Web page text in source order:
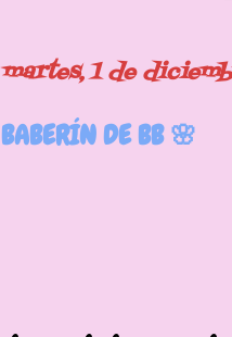
martes, 1 de
BABERÍN DE BB 🌸